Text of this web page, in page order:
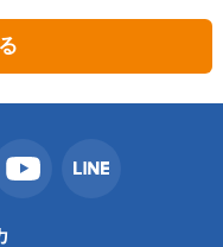
た場合にも弊社は責任を
参加頂けない場合にも一
者とのご参加、の場合と
行者様の苗字が異なる
確認頂けます。
minors.asp